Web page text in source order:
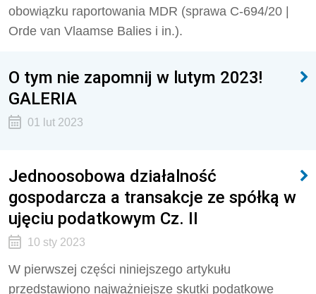
obowiązku raportowania MDR (sprawa C-694/20 |
Orde van Vlaamse Balies i in.).
O tym nie zapomnij w lutym 2023!
GALERIA
01 lut 2023
Jednoosobowa działalność
gospodarcza a transakcje ze spółką w
ujęciu podatkowym Cz. II
10 sty 2023
W pierwszej części niniejszego artykułu
przedstawiono najważniejsze skutki podatkowe